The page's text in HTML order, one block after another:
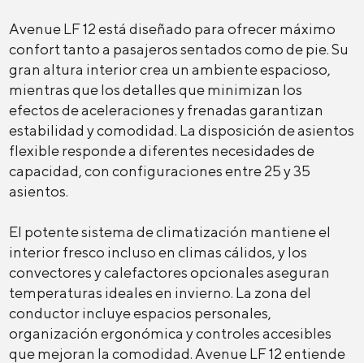
Avenue LF 12 está diseñado para ofrecer máximo
confort tanto a pasajeros sentados como de pie. Su
gran altura interior crea un ambiente espacioso,
mientras que los detalles que minimizan los
efectos de aceleraciones y frenadas garantizan
estabilidad y comodidad. La disposición de asientos
flexible responde a diferentes necesidades de
capacidad, con configuraciones entre 25 y 35
asientos.
El potente sistema de climatización mantiene el
interior fresco incluso en climas cálidos, y los
convectores y calefactores opcionales aseguran
temperaturas ideales en invierno. La zona del
conductor incluye espacios personales,
organización ergonómica y controles accesibles
que mejoran la comodidad. Avenue LF 12 entiende